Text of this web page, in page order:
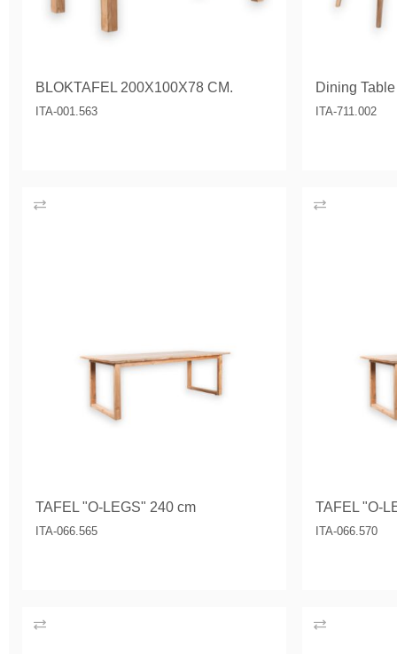
BLOKTAFEL 200X100X78 CM.
ITA-001.563
Dining
ITA-711.002
TAFEL "O-LEGS" 240 cm
ITA-066.565
TAFEL "O-
ITA-066.570